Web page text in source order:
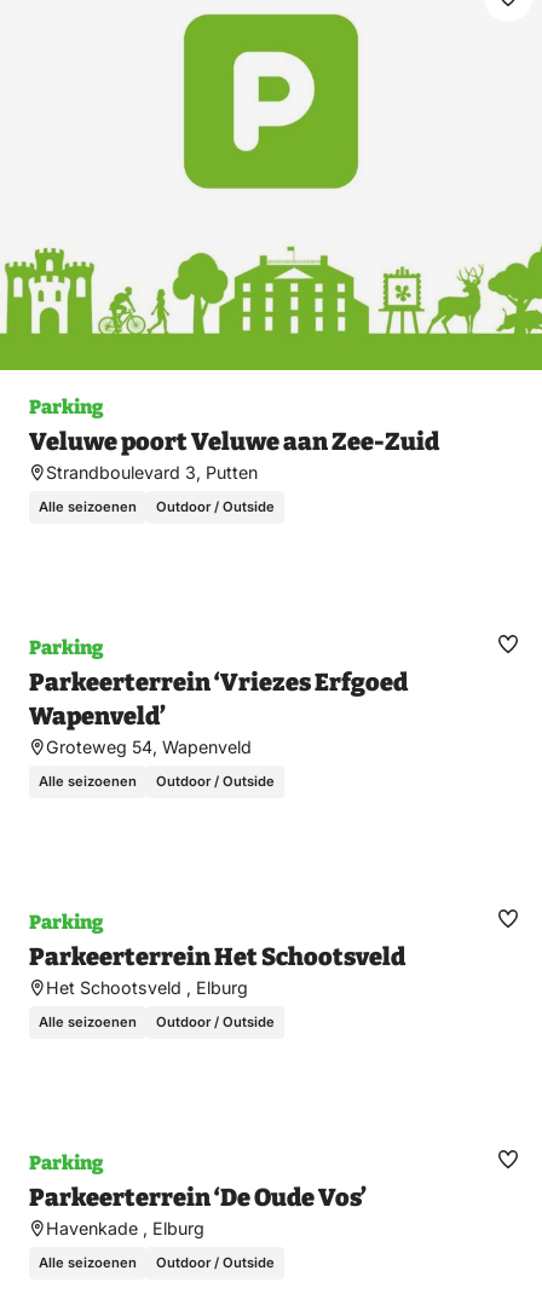
Parking
Veluwe poort Veluwe aan Zee-Zuid
Strandboulevard 3, Putten
Alle seizoenen Outdoor / Outside
Parking
Parkeerterrein ‘Vriezes Erfgoed
Wapenveld’
Groteweg 54, Wapenveld
Alle seizoenen Outdoor / Outside
Parking
Parkeerterrein Het Schootsveld
Het Schootsveld , Elburg
Alle seizoenen Outdoor / Outside
Parking
Parkeerterrein ‘De Oude Vos’
Havenkade , Elburg
Alle seizoenen Outdoor / Outside